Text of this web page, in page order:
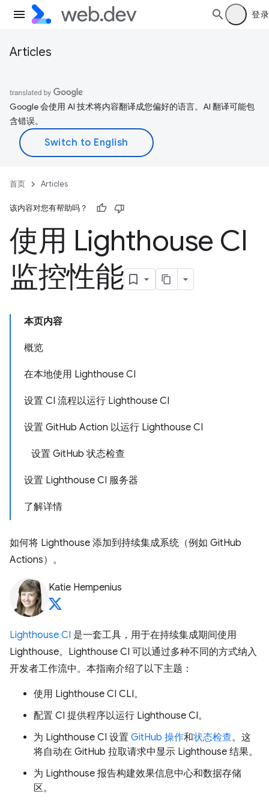
登录
Articles
Google 会使用 AI 技术将内容翻译成您偏好的语言。AI 翻译可能包
含错误。
首页 Articles
该内容对您有帮助吗？
使用 Lighthouse CI
监控性能
本页内容
概览
在本地使用 Lighthouse CI
设置 CI 流程以运行 Lighthouse CI
设置 GitHub Action 以运行 Lighthouse CI
设置 GitHub 状态检查
设置 Lighthouse CI 服务器
了解详情
如何将 Lighthouse 添加到持续集成系统（例如 GitHub
Actions）。
Katie Hempenius
Lighthouse CI 是一套工具，用于在持续集成期间使用
Lighthouse。Lighthouse CI 可以通过多种不同的方式纳入
开发者工作流中。本指南介绍了以下主题：
使用 Lighthouse CI CLI。
配置 CI 提供程序以运行 Lighthouse CI。
为 Lighthouse CI 设置 GitHub 操作和状态检查。这
将自动在 GitHub 拉取请求中显示 Lighthouse 结果。
为 Lighthouse 报告构建效果信息中心和数据存储
区。